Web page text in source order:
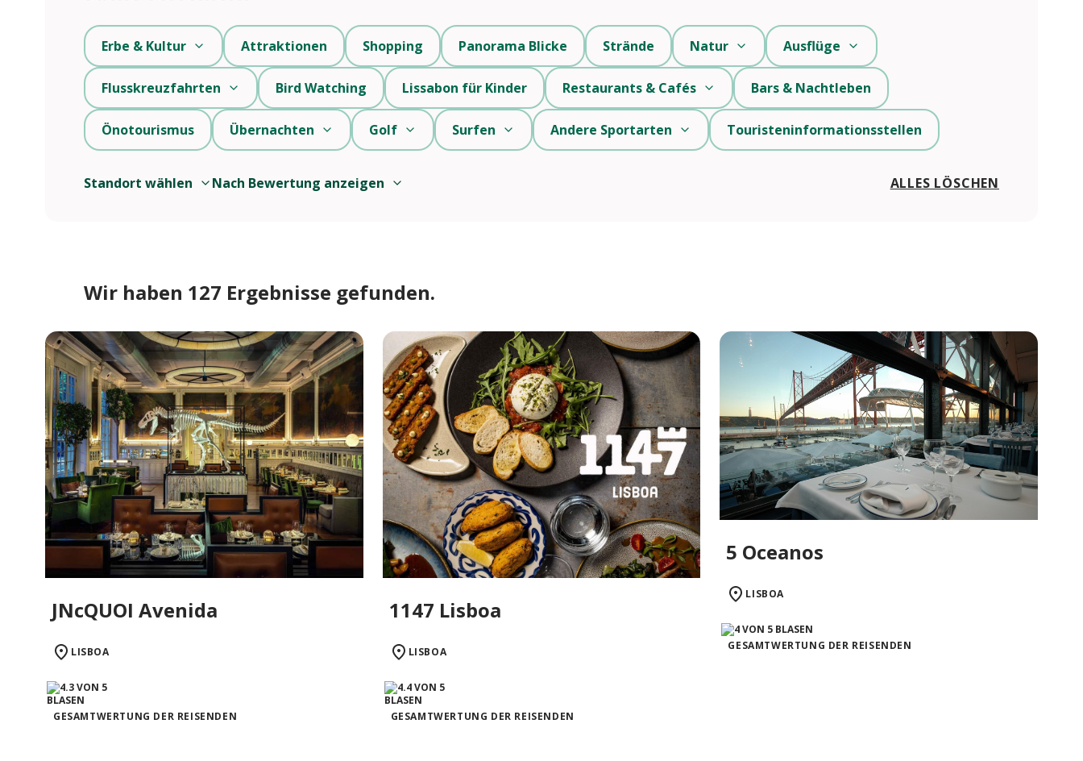
Standort wählen Nach Bewertung anzeigen ALLES LÖSCHEN
Erbe & Kultur Attraktionen Shopping Panorama Blicke Strände Natur Ausflüge
Flusskreuzfahrten Bird Watching Lissabon für Kinder Restaurants & Cafés Bars & Nachtleben
Önotourismus Übernachten Golf Surfen Andere Sportarten Touristeninformationsstellen
Wir haben 127 Ergebnisse gefunden.
JNcQUOI Avenida
LISBOA
GESAMTWERTUNG DER REISENDEN
1147 Lisboa
LISBOA
GESAMTWERTUNG DER REISENDEN
5 Oceanos
LISBOA
GESAMTWERTUNG DER REISENDEN